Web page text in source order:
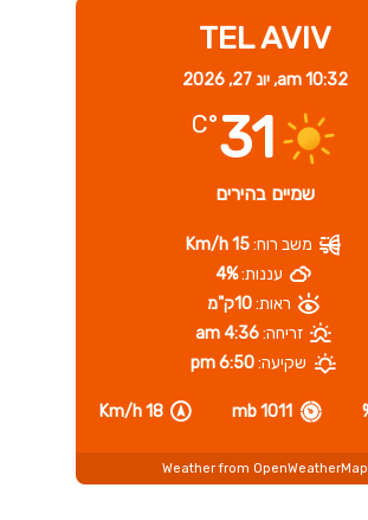
TEL AVIV
10:32 am, יונ 27, 2026
31
°C
שמיים בהירים
1011 mb
18 Km/h
משב רוח:15 Km/h
עננות:4%
ראות:10ק"מ
זריחה:4:36 am
שקיעה:6:50 pm
Weather from OpenWeatherMap